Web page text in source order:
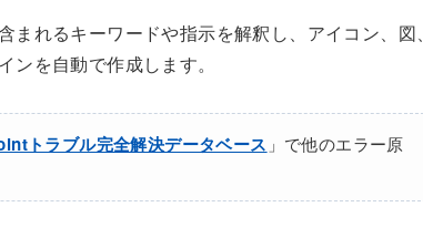
れるキーワードや指示を解釈し、アイコン、図、
を自動で作成します。
トラブル完全解決データベース 」で他のエラー原